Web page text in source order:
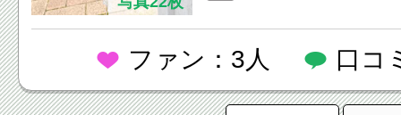
ファン：3人 口コ